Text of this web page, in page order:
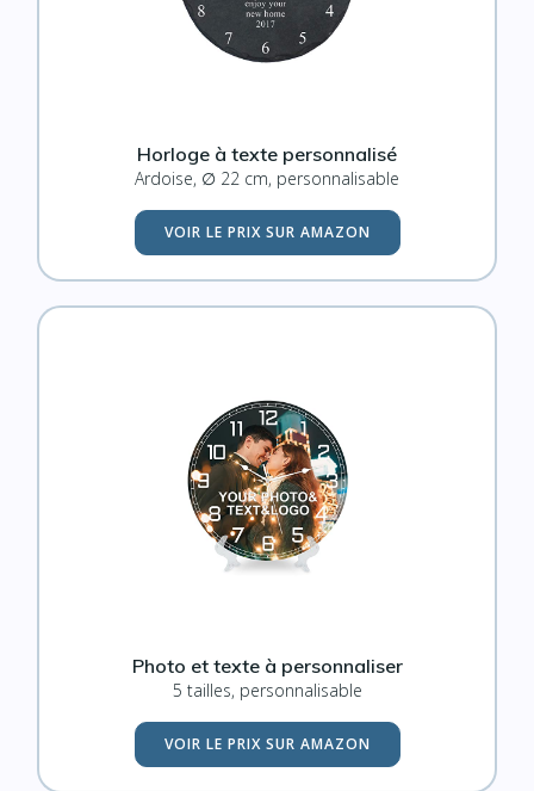
Horloge à texte personnalisé
Ardoise, ∅ 22 cm, personnalisable
VOIR LE PRIX SUR AMAZON
Photo et texte à personnaliser
5 tailles, personnalisable
VOIR LE PRIX SUR AMAZON